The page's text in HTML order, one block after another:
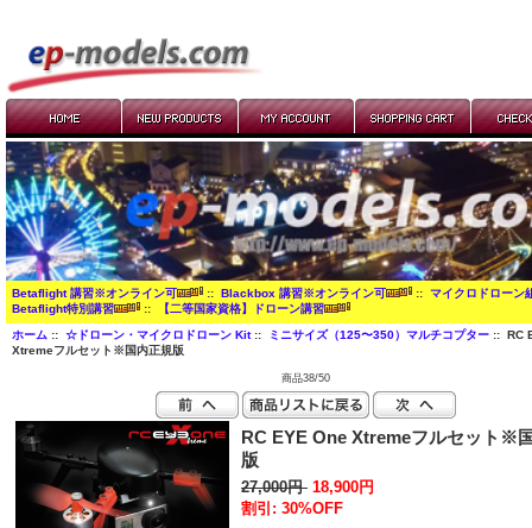
Betaflight 講習※オンライン可 :: Blackbox 講習※オンライン可 :: マイクロドローン
Betaflight特別講習
:: 【二等国家資格】ドローン講習
ホーム:: ☆ドローン・マイクロドローン Kit:: ミニサイズ（125〜350）マルチコプター:: RC
Xtremeフルセット※国内正規版
商品38/50
RC EYE One Xtremeフルセット※
版
27,000円 18,900円
割引: 30%OFF